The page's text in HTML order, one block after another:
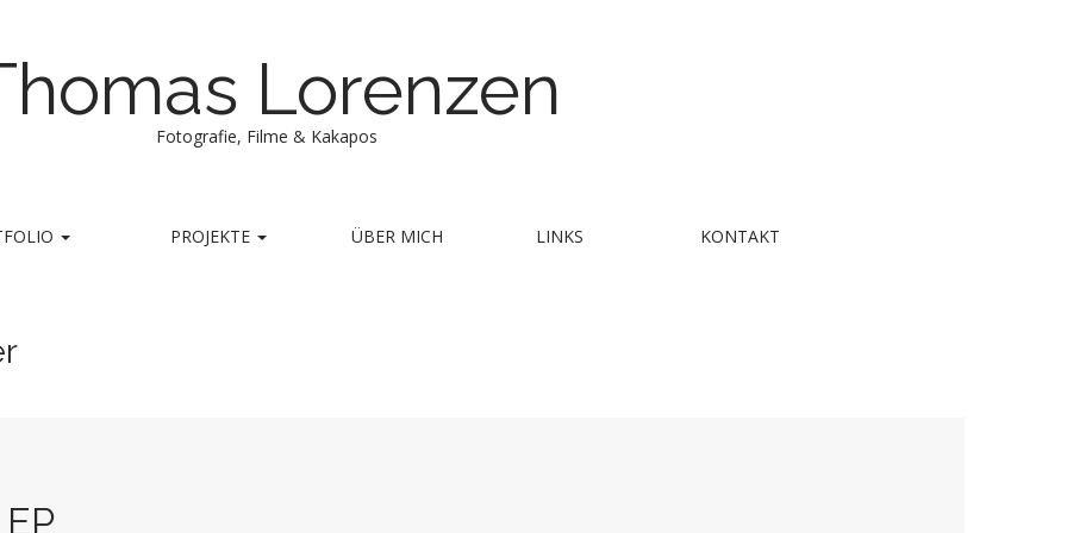
Lorenzen
Fotografie, Filme & Kakapos
PROJEKTE ÜBER MICH LINKS KONTAKT